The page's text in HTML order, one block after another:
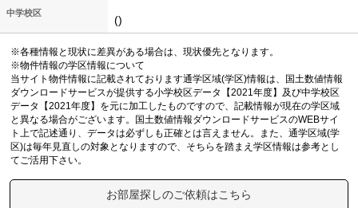
中学校区
()
※各種情報と現状に差異がある場合は、現状優先となります。
※物件情報の学区情報について
当サイト物件情報に記載されております通学区域(学区)情報は、国土数値情報
ダウンロードサービスが提供する小学校区データ【2021年度】及び中学校区
データ【2021年度】を元に加工したものですので、記載情報が現在の学区域
と異なる場合がございます。国土数値情報ダウンロードサービスのWEBサイ
ト上で記述通り、データは必ずしも正確とは言えません。また、通学区域(学
区)は毎年見直しの対象となりますので、そちらを踏まえ学区情報は参考とし
てご活用下さい。
お部屋探しのご依頼はこちら